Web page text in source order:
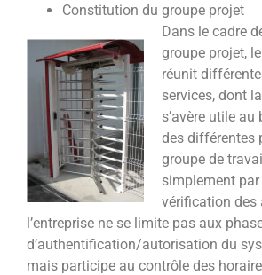
Constitution du groupe projet
Dans le cadre
groupe projet,
réunit
services, dont
s’avère utile
des différentes
groupe de
simplement
vérification des
l’entreprise ne se limite pas aux
d’authentification/autorisation du
mais participe au contrôle des